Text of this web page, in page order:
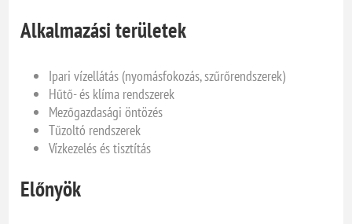
Alkalmazási területek
Ipari vízellátás (nyomásfokozás, szűrőrendszerek)
Hűtő- és klíma rendszerek
Mezőgazdasági öntözés
Tűzoltó rendszerek
Vízkezelés és tisztítás
Előnyök